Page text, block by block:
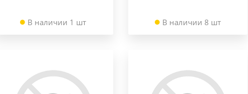
В наличии 1 шт В наличии 8 шт